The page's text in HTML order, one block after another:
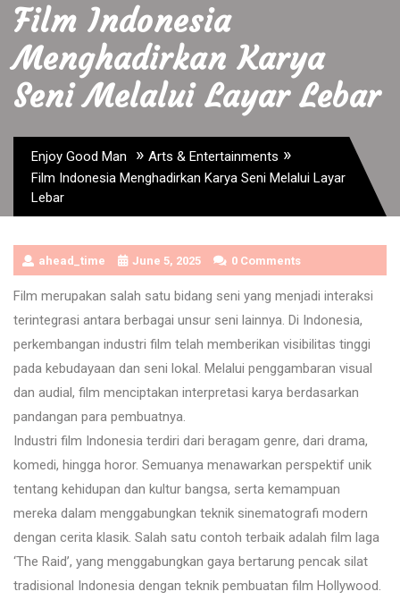
Film Indonesia
Menghadirkan Karya
Seni Melalui Layar Lebar
Enjoy Good Man » Arts & Entertainments »
Film Indonesia Menghadirkan Karya Seni Melalui Layar
Lebar
ahead_time June 5, 2025 0 Comments
Film merupakan salah satu bidang seni yang menjadi interaksi
terintegrasi antara berbagai unsur seni lainnya. Di Indonesia,
perkembangan industri film telah memberikan visibilitas tinggi
pada kebudayaan dan seni lokal. Melalui penggambaran visual
dan audial, film menciptakan interpretasi karya berdasarkan
pandangan para pembuatnya.
Industri film Indonesia terdiri dari beragam genre, dari drama,
komedi, hingga horor. Semuanya menawarkan perspektif unik
tentang kehidupan dan kultur bangsa, serta kemampuan
mereka dalam menggabungkan teknik sinematografi modern
dengan cerita klasik. Salah satu contoh terbaik adalah film laga
‘The Raid’, yang menggabungkan gaya bertarung pencak silat
tradisional Indonesia dengan teknik pembuatan film Hollywood.